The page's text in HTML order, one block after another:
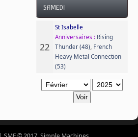
SAMEDI
22
St Isabelle
Anniversaires : Rising
Thunder (48) French
Heavy Metal Connection
(53)